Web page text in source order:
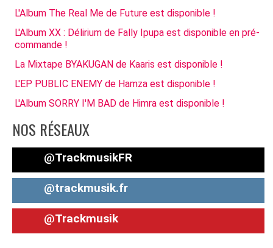
L'Album The Real Me de Future est disponible !
L'Album XX : Délirium de Fally Ipupa est disponible en pré-
commande !
La Mixtape BYAKUGAN de Kaaris est disponible !
L'EP PUBLIC ENEMY de Hamza est disponible !
L'Album SORRY I'M BAD de Himra est disponible !
NOS RÉSEAUX
@TrackmusikFR
@trackmusik.fr
@Trackmusik